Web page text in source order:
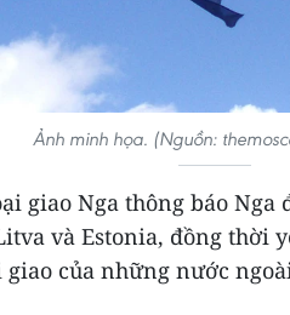
Ảnh minh họa. (Nguồn:
giao Nga thông báo
và Estonia, đồng thời
giao của những nước